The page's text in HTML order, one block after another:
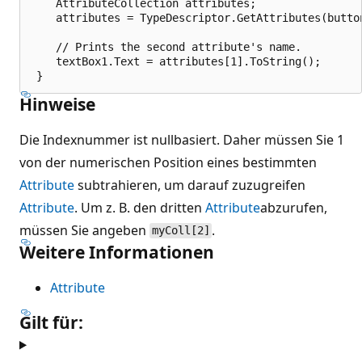
    AttributeCollection attributes;
attributes =
    // Prints the second attribute's name.
    textBox1.Text = attributes[1].ToString();
Hinweise
Die Indexnummer ist nullbasiert. Daher müssen Sie 1
von der numerischen Position eines bestimmten
Attributesubtrahieren, um darauf zuzugreifen
Attribute. Um z. B. den dritten Attributeabzurufen,
müssen Sie angeben myColl[2] .
Weitere Informationen
Attribute
Gilt für: